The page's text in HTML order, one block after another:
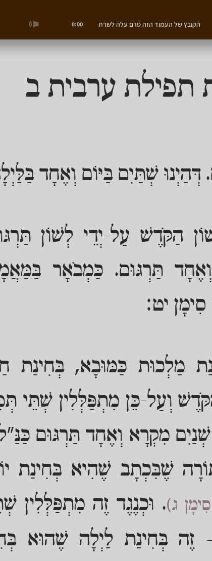
תפילת ערבית ב
דְּהַיְנוּ שְׁתַּיִם בַּיּוֹם וְאֶחָד
הַקֹּדֶשׁ עַל-יְדֵי לְשׁוֹן
תַּרְגּוּם. כַּמְבֹאָר
יט:
מַלְכוּת כַּמּוּבָא, בְּחִינַת
וְעַל-כֵּן מִתְפַּלְּלִין שְׁתֵּי
מִקְרָא וְאֶחָד תַּרְגּוּם
שֶׁבִּכְתָב שֶׁהִיא בְּחִינַת
ג). וּכְנֶגֶד זֶה מִתְפַּלְּלִין
זֶה בְּחִינַת לַיְלָה שֶׁהוּא
הקובץ של העמוד הזה טרם עלה לשרת 0:00